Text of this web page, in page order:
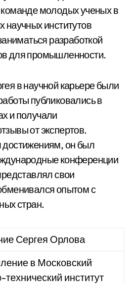
молодых ученых в
институтов
разработкой
для промышленности.
в научной карьере были
публиковались в
и получали
от экспертов.
достижениям, он был
конференции
свои
опытом с
стран.
Сергея Орлова
в Московский
институт